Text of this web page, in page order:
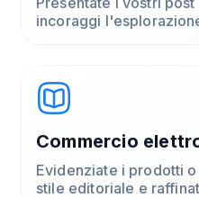
incoraggi
Commercio
Evidenziate i prodotti
stile editoriale e